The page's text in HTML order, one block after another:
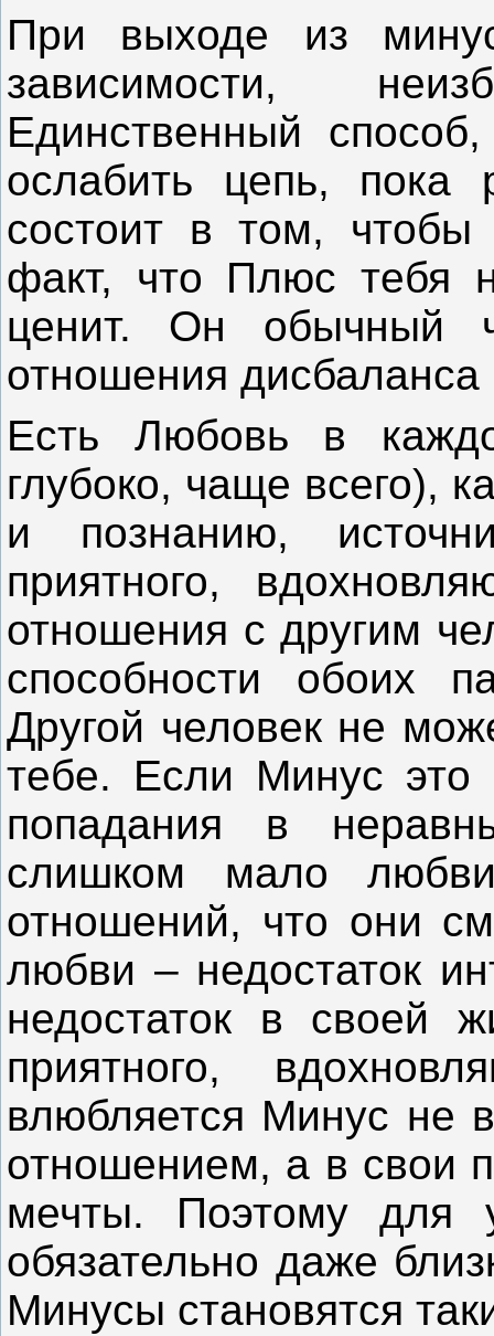
При выходе из
зависимости,
Единственный
ослабить цепь,
состоит в том,
факт, что Плюс тебя
ценит. Он обычный
отношения
Есть Любовь в
глубоко, чаще всего),
и познанию,
приятного,
отношения с другим
способности обоих
Другой человек не
тебе. Если Минус это
попадания в
слишком мало
отношений, что они
любви – недостаток
недостаток в своей
приятного,
влюбляется Минус не
отношением, а в свои
мечты. Поэтому для
обязательно даже
Минусы становятся